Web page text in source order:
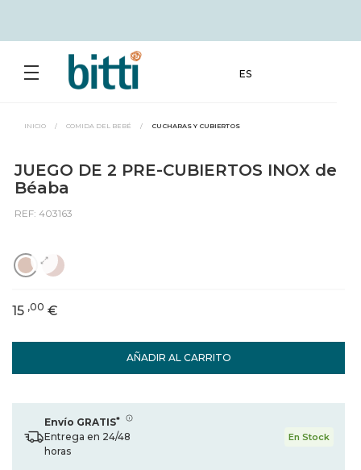
ES
INICIO / COMIDA DEL BEBÉ / CUCHARAS Y CUBIERTOS
JUEGO DE 2 PRE-CUBIERTOS INOX de
Béaba
REF: 403163
AÑADIR AL CARRITO
15 ,00 €
Envío GRATIS*
Entrega en 24/48
horas
En Stock